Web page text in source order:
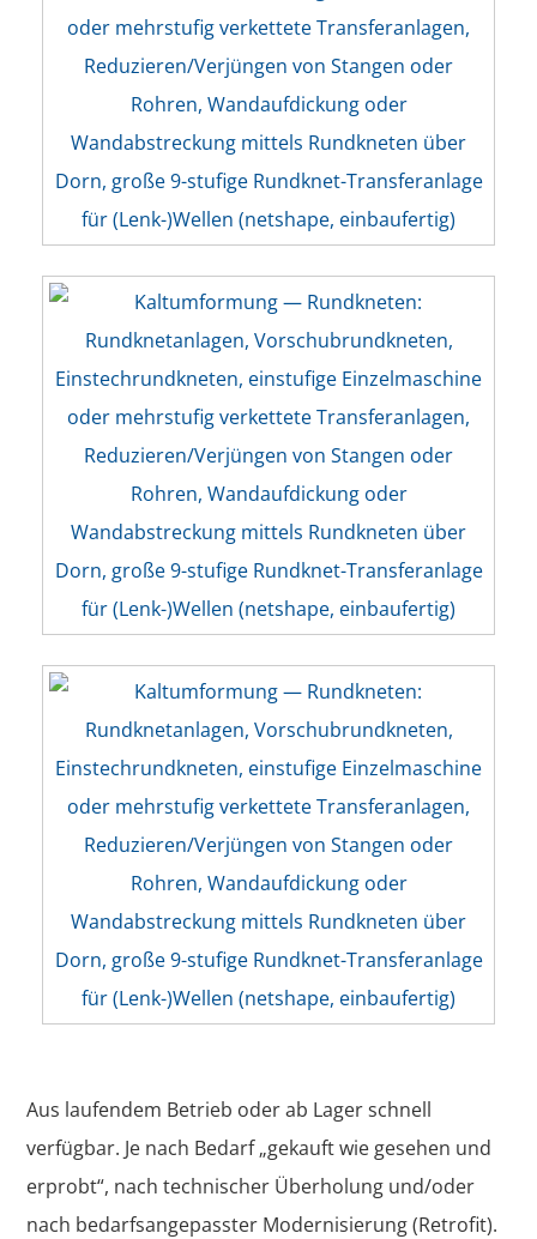
Aus laufendem Betrieb oder ab Lager schnell
verfügbar. Je nach Bedarf „gekauft wie gesehen und
erprobt“, nach technischer Überholung und/oder
nach bedarfsangepasster Modernisierung (Retrofit).